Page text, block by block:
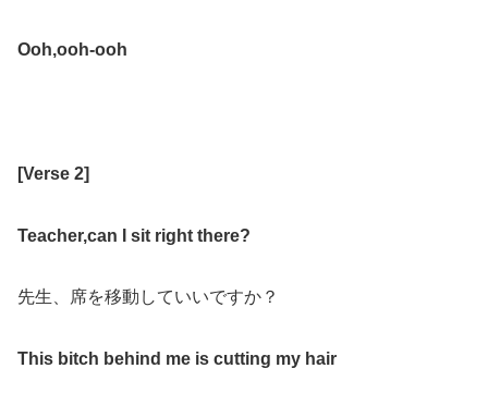
Ooh,ooh-ooh
[Verse 2]
Teacher,can I sit right there?
先生、席を移動していいですか？
This bitch behind me is cutting my hair